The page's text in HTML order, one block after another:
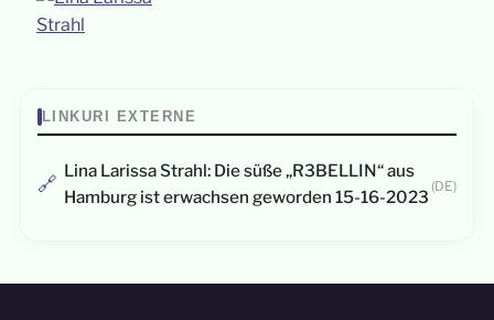
LINKURI EXTERNE
🔗
Lina Larissa Strahl: Die süße „R3BELLIN“ aus
Hamburg ist erwachsen geworden 15-16-2023
(DE)